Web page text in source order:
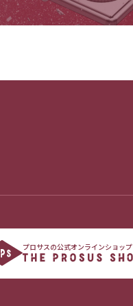
プロサスの公式オンラインショップ